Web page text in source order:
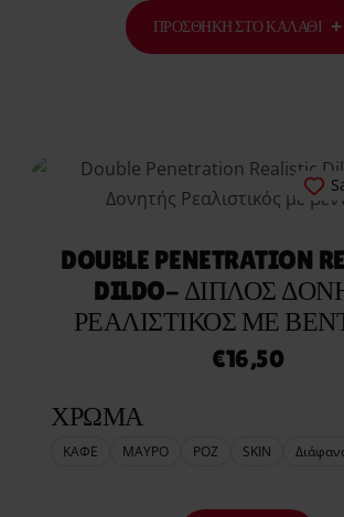
ΠΡΟΣΘΉΚΗ ΣΤΟ ΚΑΛΆΘΙ
DOUBLE PENETRATION
DILDO- ΔΙΠΛΌΣ
ΡΕΑΛΙΣΤΙΚΌΣ ΜΕ
€16,50
ΧΡΩΜΑ
ΚΑΦΕ ΜΑΥΡΟ ΡΟΖ SKIN